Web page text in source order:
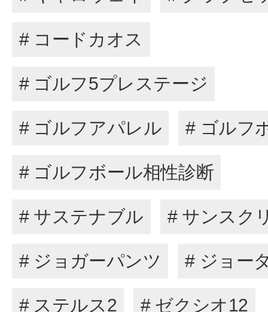
# コードカオス
# ゴルフ5プレステージ
# ゴルフアパレル # ゴルフ
# ゴルフボール相性診断
# サステナブル # サンスク
# ジョガーパンツ # ジョー
# ステルス2 # ゼクシオ12